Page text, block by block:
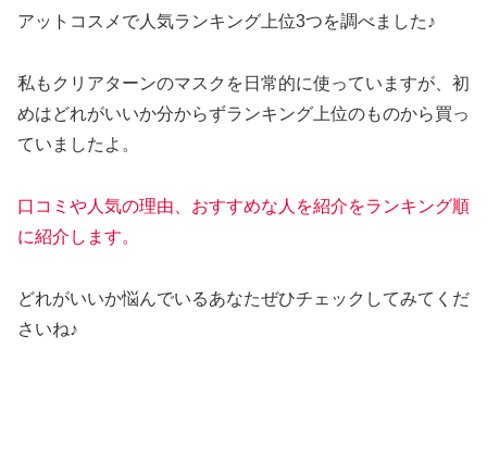
アットコスメで人気ランキング上位3つを調べました♪
私もクリアターンのマスクを日常的に使っていますが、初
めはどれがいいか分からずランキング上位のものから買っ
ていましたよ。
口コミや人気の理由、おすすめな人を紹介をランキング順
に紹介します。
どれがいいか悩んでいるあなたぜひチェックしてみてくだ
さいね♪